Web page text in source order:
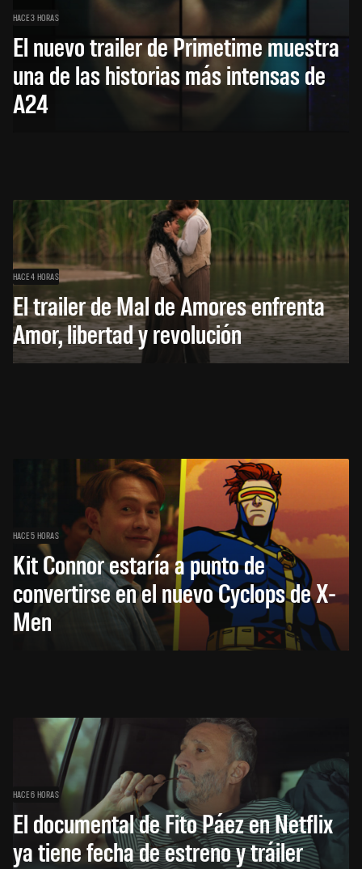
HACE 3 HORAS
El nuevo trailer de Primetime muestra
una de las historias más intensas de
A24
HACE 4 HORAS
El trailer de Mal de Amores enfrenta
Amor, libertad y revolución
HACE 5 HORAS
Kit Connor estaría a punto de
convertirse en el nuevo Cyclops de X-
Men
HACE 6 HORAS
El documental de Fito Páez en Netflix
ya tiene fecha de estreno y tráiler